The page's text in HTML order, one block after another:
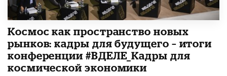
Космос как пространство новых
рынков: кадры для будущего – итоги
конференции #ВДЕЛЕ_Кадры для
космической экономики